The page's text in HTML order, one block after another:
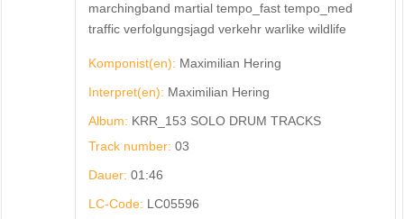
marchingband martial tempo_fast tempo_med
traffic verfolgungsjagd verkehr warlike wildlife
Komponist(en): Maximilian Hering
Interpret(en): Maximilian Hering
Album: KRR_153 SOLO DRUM TRACKS
Track number: 03
Dauer: 01:46
LC-Code: LC05596